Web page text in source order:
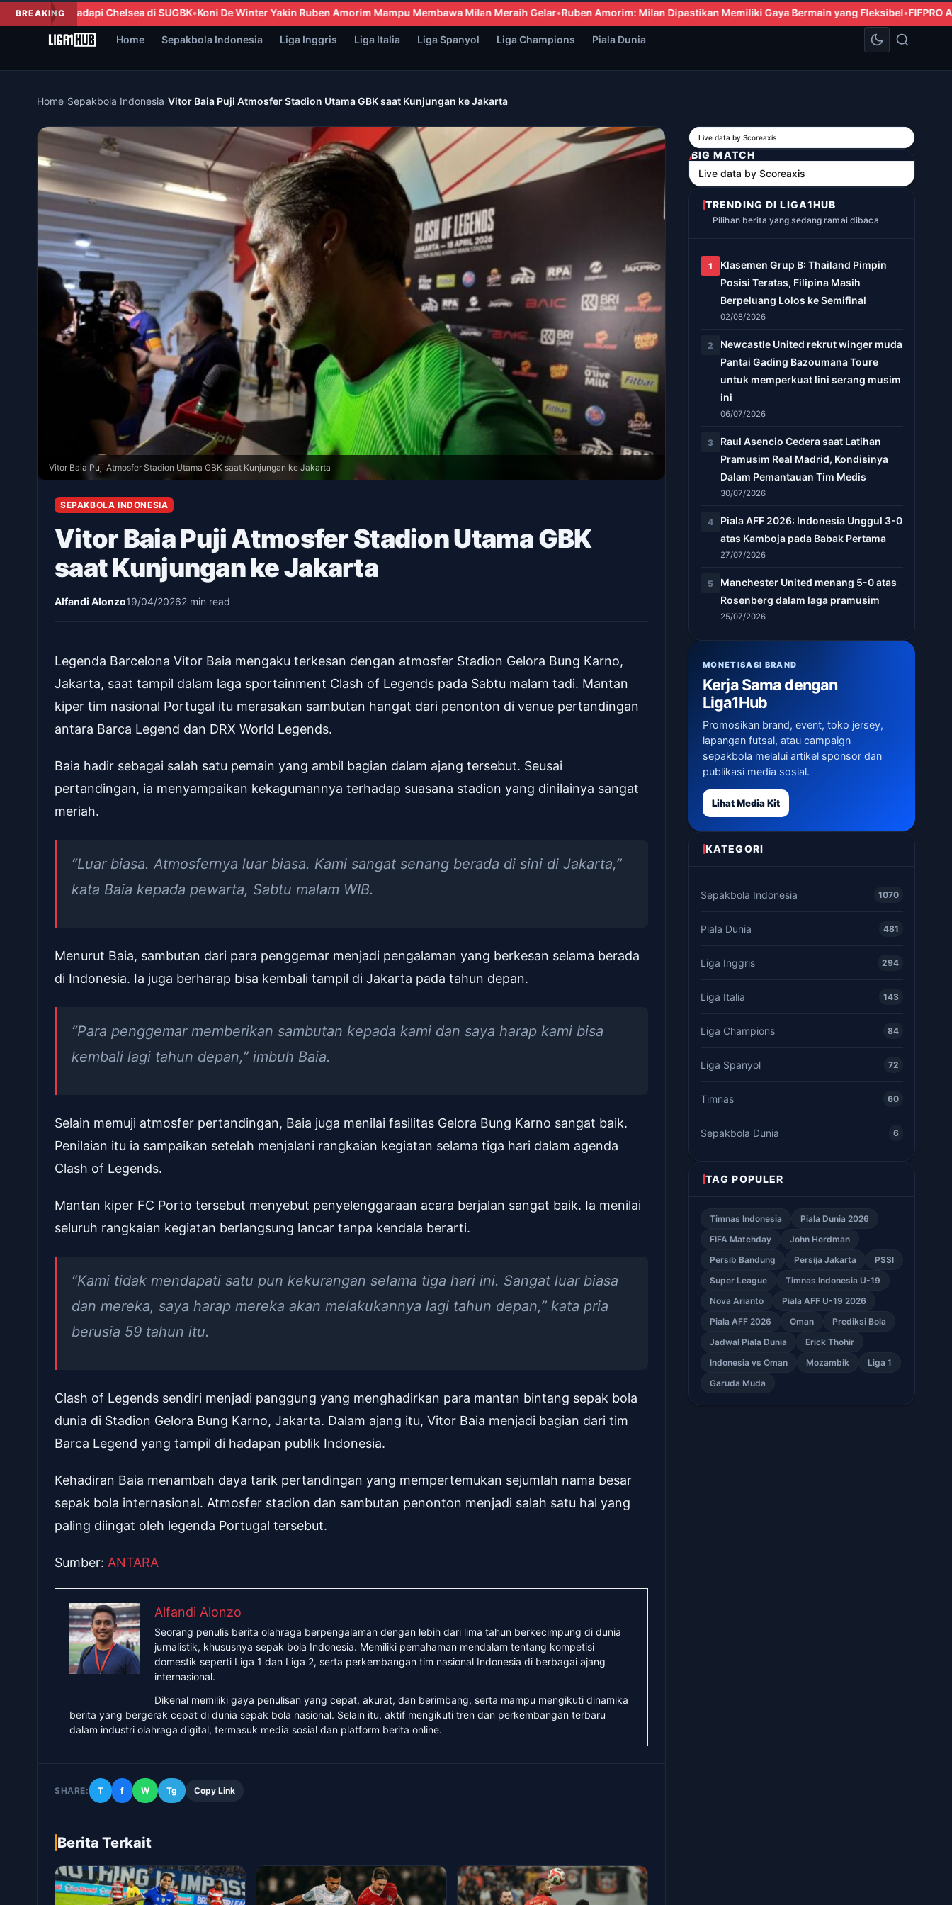
BREAKING
Koni De Winter Yakin Ruben Amorim Mampu Membawa Milan Meraih Gelar Ruben Amorim: Milan Dipastikan Memiliki Gaya Bermain yang Fleksibel FIFPRO Ajukan Tuntutan kepada FIFA,
Home Sepakbola Indonesia Liga Inggris Liga Italia Liga Spanyol Liga Champions Piala Dunia
Home Sepakbola Indonesia Vitor Baia Puji Atmosfer Stadion Utama GBK saat Kunjungan ke Jakarta
Vitor Baia Puji Atmosfer Stadion Utama GBK saat Kunjungan ke Jakarta
SEPAKBOLA INDONESIA
Vitor Baia Puji Atmosfer Stadion Utama GBK
saat Kunjungan ke Jakarta
Alfandi Alonzo19/04/20262 min read
Legenda Barcelona Vitor Baia mengaku terkesan dengan atmosfer Stadion Gelora Bung Karno,
Jakarta, saat tampil dalam laga sportainment Clash of Legends pada Sabtu malam tadi. Mantan
kiper tim nasional Portugal itu merasakan sambutan hangat dari penonton di venue pertandingan
antara Barca Legend dan DRX World Legends.
Baia hadir sebagai salah satu pemain yang ambil bagian dalam ajang tersebut. Seusai
pertandingan, ia menyampaikan kekagumannya terhadap suasana stadion yang dinilainya sangat
meriah.
“Luar biasa. Atmosfernya luar biasa. Kami sangat senang berada di sini di Jakarta,”
kata Baia kepada pewarta, Sabtu malam WIB.
Menurut Baia, sambutan dari para penggemar menjadi pengalaman yang berkesan selama berada
di Indonesia. Ia juga berharap bisa kembali tampil di Jakarta pada tahun depan.
“Para penggemar memberikan sambutan kepada kami dan saya harap kami bisa
kembali lagi tahun depan,” imbuh Baia.
Selain memuji atmosfer pertandingan, Baia juga menilai fasilitas Gelora Bung Karno sangat baik.
Penilaian itu ia sampaikan setelah menjalani rangkaian kegiatan selama tiga hari dalam agenda
Clash of Legends.
Mantan kiper FC Porto tersebut menyebut penyelenggaraan acara berjalan sangat baik. Ia menilai
seluruh rangkaian kegiatan berlangsung lancar tanpa kendala berarti.
“Kami tidak mendapati satu pun kekurangan selama tiga hari ini. Sangat luar biasa
dan mereka, saya harap mereka akan melakukannya lagi tahun depan,” kata pria
berusia 59 tahun itu.
Clash of Legends sendiri menjadi panggung yang menghadirkan para mantan bintang sepak bola
dunia di Stadion Gelora Bung Karno, Jakarta. Dalam ajang itu, Vitor Baia menjadi bagian dari tim
Barca Legend yang tampil di hadapan publik Indonesia.
Kehadiran Baia menambah daya tarik pertandingan yang mempertemukan sejumlah nama besar
sepak bola internasional. Atmosfer stadion dan sambutan penonton menjadi salah satu hal yang
paling diingat oleh legenda Portugal tersebut.
Sumber: ANTARA
Alfandi Alonzo
Seorang penulis berita olahraga berpengalaman dengan lebih dari lima tahun berkecimpung di dunia
jurnalistik, khususnya sepak bola Indonesia. Memiliki pemahaman mendalam tentang kompetisi
domestik seperti Liga 1 dan Liga 2, serta perkembangan tim nasional Indonesia di berbagai ajang
internasional.
Dikenal memiliki gaya penulisan yang cepat, akurat, dan berimbang, serta mampu mengikuti dinamika
berita yang bergerak cepat di dunia sepak bola nasional. Selain itu, aktif mengikuti tren dan perkembangan terbaru
dalam industri olahraga digital, termasuk media sosial dan platform berita online.
SHARE: T f W Tg Copy Link
Berita Terkait
Live data by Scoreaxis
BIG MATCH
Live data by Scoreaxis
TRENDING DI LIGA1HUB
Pilihan berita yang sedang ramai dibaca
1
Klasemen Grup B: Thailand Pimpin
Posisi Teratas, Filipina Masih
Berpeluang Lolos ke Semifinal
02/08/2026
2
Newcastle United rekrut winger muda
Pantai Gading Bazoumana Toure
untuk memperkuat lini serang musim
ini
06/07/2026
3
Raul Asencio Cedera saat Latihan
Pramusim Real Madrid, Kondisinya
Dalam Pemantauan Tim Medis
30/07/2026
4
Piala AFF 2026: Indonesia Unggul 3-0
atas Kamboja pada Babak Pertama
27/07/2026
5
Manchester United menang 5-0 atas
Rosenberg dalam laga pramusim
25/07/2026
MONETISASI BRAND
Kerja Sama dengan
Liga1Hub
Promosikan brand, event, toko jersey,
lapangan futsal, atau campaign
sepakbola melalui artikel sponsor dan
publikasi media sosial.
Lihat Media Kit
KATEGORI
Sepakbola Indonesia 1070
Piala Dunia 481
Liga Inggris 294
Liga Italia 143
Liga Champions 84
Liga Spanyol 72
Timnas 60
Sepakbola Dunia 6
TAG POPULER
Timnas Indonesia
Piala Dunia 2026
FIFA Matchday
John Herdman
Persib Bandung
Persija Jakarta
PSSI
Super League
Timnas Indonesia U-19
Nova Arianto
Piala AFF U-19 2026
Piala AFF 2026
Oman
Prediksi Bola
Jadwal Piala Dunia
Erick Thohir
Indonesia vs Oman
Mozambik
Liga 1
Garuda Muda